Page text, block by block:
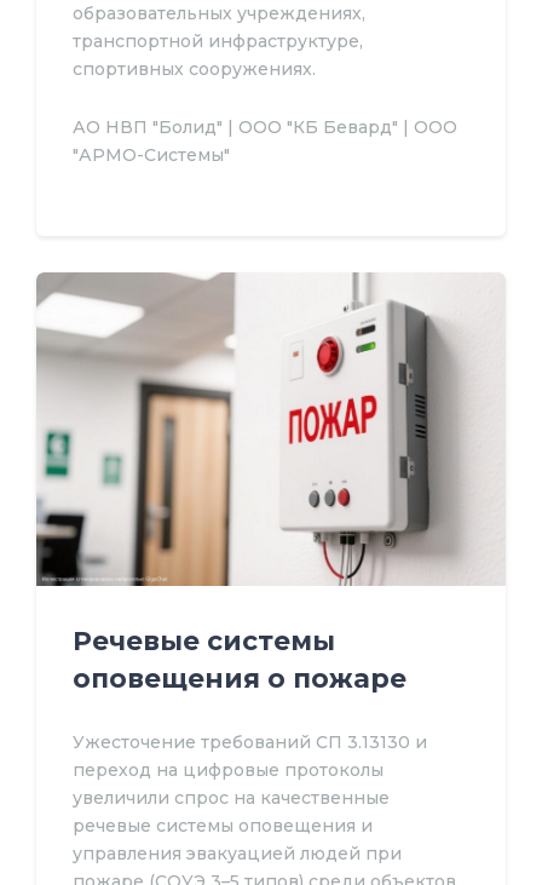
образовательных учреждениях,
транспортной инфраструктуре,
спортивных сооружениях.
АО НВП "Болид" | ООО "КБ Бевард" | ООО
"АРМО-Системы"
Речевые системы
оповещения о пожаре
Ужесточение требований СП 3.13130 и
переход на цифровые протоколы
увеличили спрос на качественные
речевые системы оповещения и
управления эвакуацией людей при